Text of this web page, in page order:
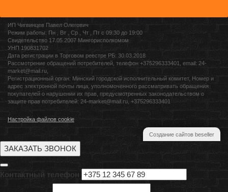
ИП Чигвинцев Павел Олегович
Режим работы: Пн , Вт , Ср , Чт , Пт c 09:30 до 19:00
Свидетельство 17.05.2007 Мингорисполкомом
УНП 190831702
Дата регистрации в Торговом реестре РБ: 30.03.2018
Рассмотрение обращений потребителей, телефон +375296333401, email: 24-
market@mail.ru,
Регистрационный орган: Минский городской исполнительный комитет, Номер и
адрес электронной почты лица, уполномоченного рассматривать обращения
покупателей о нарушении их прав, предусмотренных законодательством о
защите прав потребителей: 24-market@mail.ru, +375296333401
Настройка файлов cookie
Создание сайтов beseller
ЗАКАЗАТЬ ЗВОНОК
Контактный телефон